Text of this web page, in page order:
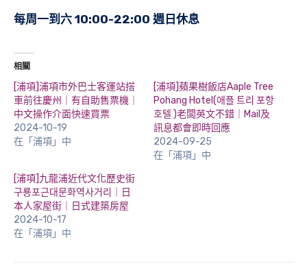
每周一到六 10:00-22:00 週日休息
相關
[浦項]浦項市外巴士客運站搭
車前往慶州｜有自助售票機｜
中文操作介面快速買票
2024-10-19
在「浦項」中
[浦項]蘋果樹飯店Aaple Tree
Pohang Hotel(애플 트리 포항
호텔 )老闆英文不錯｜Mail及
訊息都會即時回應
2024-09-25
在「浦項」中
[浦項]九龍浦近代文化歷史街
구룡포근대문화역사거리｜日
本人家屋街｜日式建築房屋
2024-10-17
在「浦項」中